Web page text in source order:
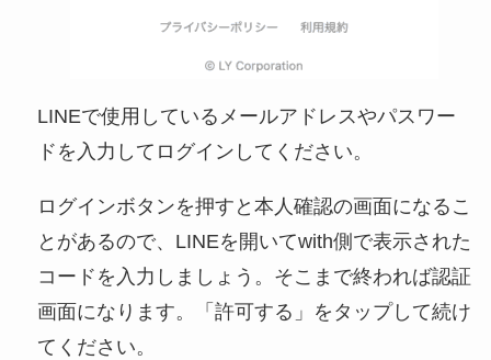
LINEで使用しているメールアドレスやパスワー
ドを入力してログインしてください。
ログインボタンを押すと本人確認の画面になるこ
とがあるので、LINEを開いてwith側で表示された
コードを入力しましょう。そこまで終われば認証
画面になります。「許可する」をタップして続け
てください。